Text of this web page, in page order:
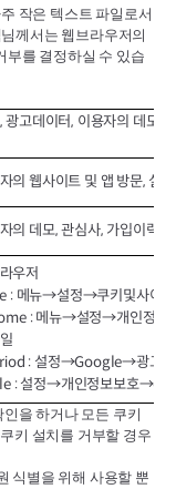
작은 텍스트 파일로서
께서는 웹브라우저의
부를 결정하실 수 있습
광고데이터, 이용자의 데모(
의 웹사이트 및 앱 방문, 실
의 데모, 관심사, 가입이력
우저
: 메뉴→설정→쿠키및사이
: 메뉴→설정→개인정보
: 설정→Google→광고→
: 설정→개인정보보호→추
을 하거나 모든 쿠키
키 설치를 거부할 경우
식별을 위해 사용할 뿐